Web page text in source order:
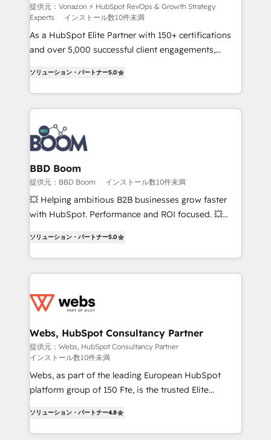
—faster. Through expert training, unmatched
responsiveness, and ongoing support, we equip
your team to adopt new systems with confidence
and achieve a unified, data-driven approach to
提供元：Vonazon ⚡ HubSpot RevOps & Growth Strategy
Experts
インストール数10件未満
As a HubSpot Elite Partner with 150+ certifications
and over 5,000 successful client engagements,
measurable, scalable growth. From onboarding to
enterprise-grade campaigns, our in-house team
builds scalable strategies that drive long-term
revenue. ⚙️ HubSpot Integration & Optimization •
Seamless CRM, CMS, and automation setup •
Complex platform migrations and data cleanups •
Custom APIs and third-party integrations 📈 End-to-
End Revenue Acceleration • Lifecycle marketing and
pipeline growth programs • Sales enablement tools
and CRM optimization • Retention strategies with
Execution • 750+ onboardings and 2,000+
implementations • Deep expertise across marketing,
ソリューション・パートナー5.0
BBD Boom
提供元：BBD Boom インストール数10件未満
💥 Helping ambitious B2B businesses grow faster
with HubSpot. Performance and ROI focused. 💥
to HubSpot Better. We work with your teams to
solve all your HubSpot challenges and improve user
adoption, sales process and marketing results.
the first time 🔧 Designing and optimising your
and build using HubSpot 🔌 Integrating HubSpot
with other systems 🎓 Training your teams to be
HubSpot pros 📊 Lead generation services using
HubSpot Why us? - SIX HubSpot Accreditations -
awarded by HubSpot after a rigorous process for
Migration, Custom Integration & Platform
Enablement -Onboarded over 500 businesses to
ソリューション・パートナー5.0
Webs, HubSpot Consultancy Partner
提供元：Webs, HubSpot Consultancy Partner
インストール数10件未満
Webs, as part of the leading European HubSpot
platform group of 150 Fte, is the trusted Elite
maximizing EBITDA and achieving Commercial
Excellence. With our targeted processes, we
ソリューション・パートナー4.8